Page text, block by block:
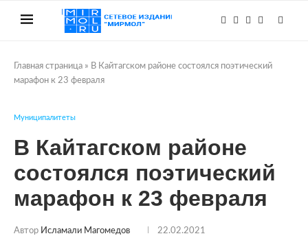
Главная страница » В Кайтагском районе состоялся поэтический
марафон к 23 февраля
Муниципалитеты
В Кайтагском районе
состоялся поэтический
марафон к 23 февраля
Автор Исламали Магомедов 22.02.2021